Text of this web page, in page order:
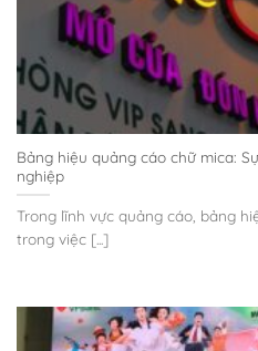
Bảng hiệu quảng cáo chữ mica:
nghiệp
Trong lĩnh vực quảng cáo, bảng
trong việc [...]